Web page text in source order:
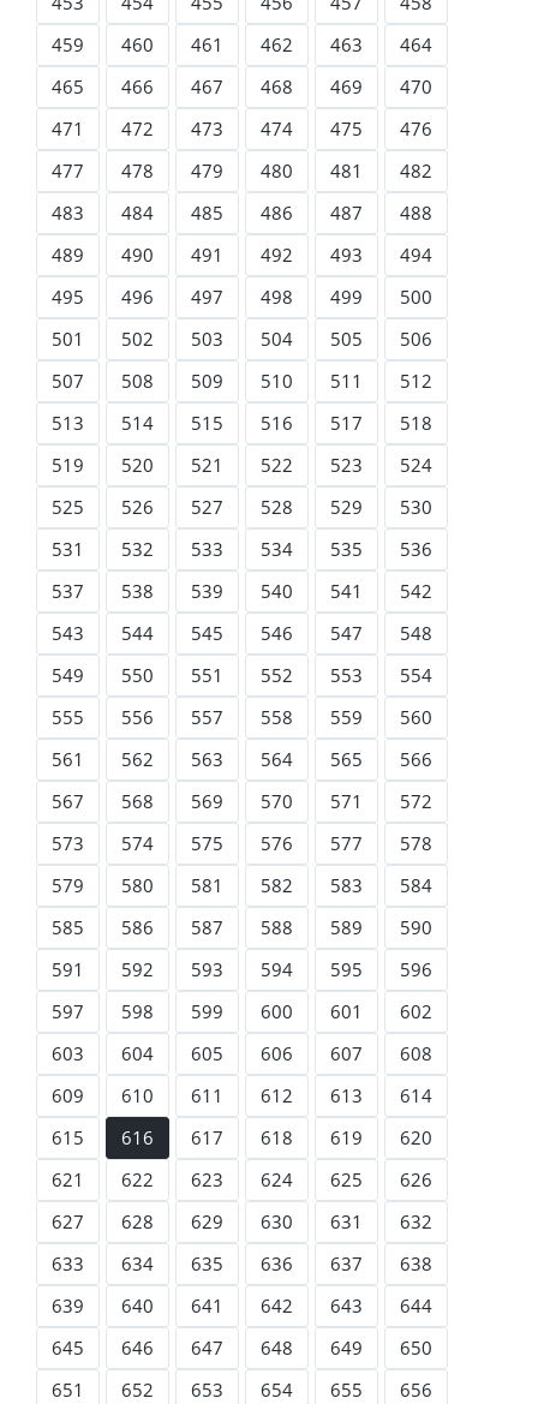
459
460 461 462 463
464
465
466 467 468 469
470
471
472 473 474 475
476
477
478 479 480 481
482
483
484 485 486 487
488
489
490 491 492 493
494
495
496 497 498 499
500
501
502 503 504 505
506
507
508 509 510 511
512
513
514 515 516 517
518
519
520 521 522 523
524
525
526 527 528 529
530
531
532 533 534 535
536
537
538 539 540 541
542
543
544 545 546 547
548
549
550 551 552 553
554
555
556 557 558 559
560
561
562 563 564 565
566
567
568 569 570 571
572
573
574 575 576 577
578
579
580 581 582 583
584
585
586 587 588 589
590
591
592 593 594 595
596
597
598 599 600 601
602
603
604 605 606 607
608
609
610 611 612 613
614
615
616 617 618 619
620
621
622 623 624 625
626
627
628 629 630 631
632
633
634 635 636 637
638
639
640 641 642 643
644
645
646 647 648 649
650
651
652 653 654 655
656